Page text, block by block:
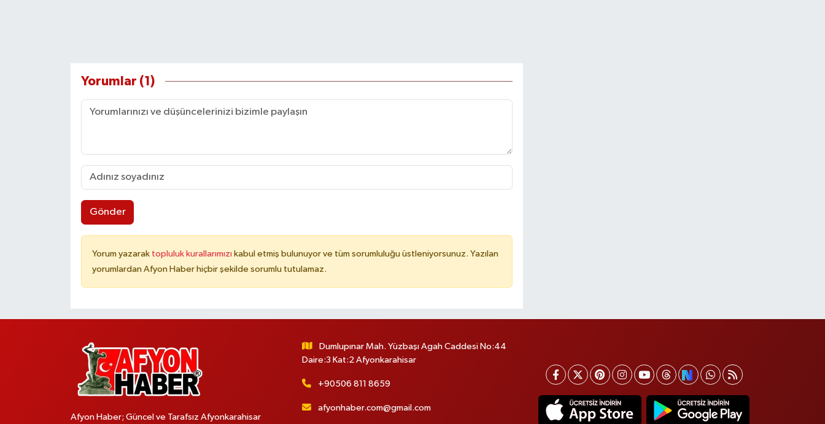
Yorumlar (1)
Gönder
Yorum yazarak topluluk kurallarımızı kabul etmiş bulunuyor ve tüm sorumluluğu üstleniyorsunuz. Yazılan
yorumlardan Afyon Haber hiçbir şekilde sorumlu tutulamaz.
Afyon Haber; Güncel ve Tarafsız Afyonkarahisar
Dumlupınar Mah. Yüzbaşı Agah Caddesi No:44
Daire:3 Kat:2 Afyonkarahisar
+90506 811 8659
afyonhaber.com@gmail.com